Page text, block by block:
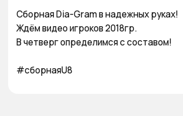
Сборная Dia-Gram в надежных руках!
Ждём видео игроков 2018гр.
В четверг определимся с составом!
#сборнаяU8